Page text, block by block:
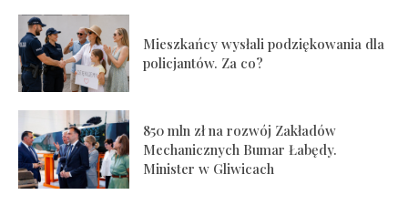
Mieszkańcy wysłali podziękowania dla
policjantów. Za co?
850 mln zł na rozwój Zakładów
Mechanicznych Bumar Łabędy.
Minister w Gliwicach